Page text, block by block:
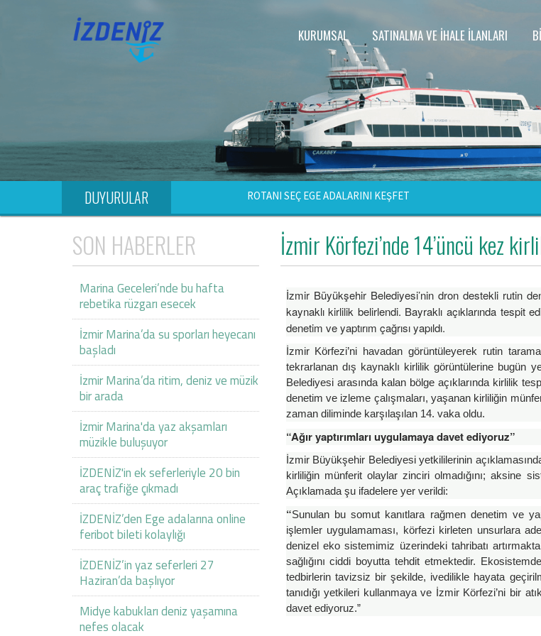
KURUMSAL SATINALMA VE İHALE İLANLARI
DUYURULAR ROTANI SEÇ EGE ADALARINI KEŞFET
SON HABERLER
Marina Geceleri’nde bu hafta
rebetika rüzgarı esecek
İzmir Marina’da su sporları heyecanı
başladı
İzmir Marina’da ritim, deniz ve müzik
bir arada
İzmir Marina'da yaz akşamları
müzikle buluşuyor
İZDENİZ'in ek seferleriyle 20 bin
araç trafiğe çıkmadı
İZDENİZ’den Ege adalarına online
feribot bileti kolaylığı
İZDENİZ’in yaz seferleri 27
Haziran’da başlıyor
Midye kabukları deniz yaşamına
nefes olacak
İzmir Körfezi’nde 14’üncü kez
İzmir Büyükşehir Belediyesi’nin dron destekli rutin
kaynaklı kirlilik belirlendi. Bayraklı açıklarında
denetim ve yaptırım çağrısı yapıldı.
İzmir Körfezi’ni havadan görüntüleyerek rutin
tekrarlanan dış kaynaklı kirlilik görüntülerine bugün
Belediyesi arasında kalan bölge açıklarında kirlilik
denetim ve izleme çalışmaları, yaşanan kirliliğin
zaman diliminde karşılaşılan 14. vaka oldu.
“Ağır yaptırımları uygulamaya davet ediyoruz”
İzmir Büyükşehir Belediyesi yetkililerinin
kirliliğin münferit olaylar zinciri olmadığını; aksine
Açıklamada şu ifadelere yer verildi:
“Sunulan bu somut kanıtlara rağmen denetim ve
işlemler uygulamaması, körfezi kirleten unsurlara
denizel eko sistemimiz üzerindeki tahribatı
sağlığını ciddi boyutta tehdit etmektedir.
tedbirlerin tavizsiz bir şekilde, ivedilikle hayata
tanıdığı yetkileri kullanmaya ve İzmir Körfezi’ni bir
davet ediyoruz.”